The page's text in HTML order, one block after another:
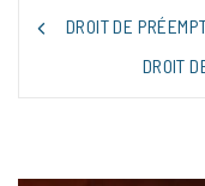
NAVIGATION
DE
DROIT DE
DROIT